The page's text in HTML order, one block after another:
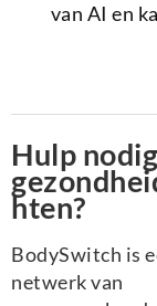
van AI en
Hulp
hten?
BodySwitch is
netwerk van